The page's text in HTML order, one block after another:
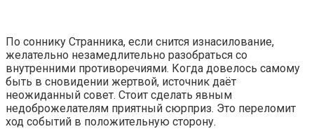
По соннику Странника, если снится изнасилование,
желательно незамедлительно разобраться со
внутренними противоречиями. Когда довелось самому
быть в сновидении жертвой, источник даёт
неожиданный совет. Стоит сделать явным
недоброжелателям приятный сюрприз. Это переломит
ход событий в положительную сторону.